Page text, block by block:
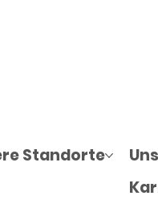
Standorte